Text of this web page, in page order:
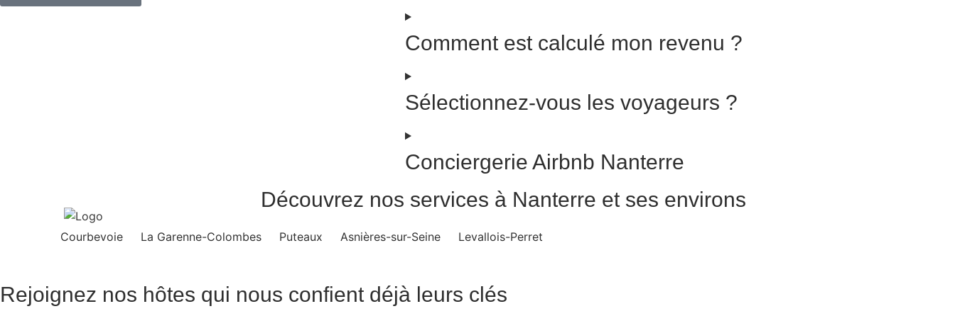
Comment est calculé mon revenu ?
Sélectionnez-vous les voyageurs ?
Conciergerie Airbnb Nanterre
Découvrez nos services à Nanterre et ses environs
Courbevoie La Garenne-Colombes Puteaux Asnières-sur-Seine Levallois-Perret
Rejoignez nos hôtes qui nous confient déjà leurs clés